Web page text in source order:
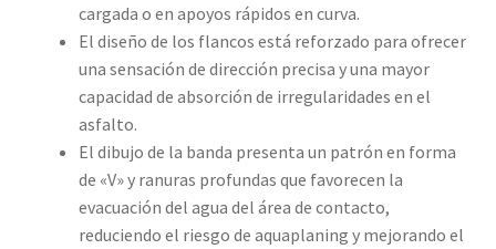
cargada o en apoyos rápidos en curva.
El diseño de los flancos está reforzado para ofrecer
una sensación de dirección precisa y una mayor
capacidad de absorción de irregularidades en el
asfalto.
El dibujo de la banda presenta un patrón en forma
de «V» y ranuras profundas que favorecen la
evacuación del agua del área de contacto,
reduciendo el riesgo de aquaplaning y mejorando el